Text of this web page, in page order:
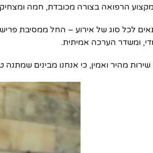
הרפואה בצורה מכובדת, חמה
לכל סוג של אירוע – החל ממסיבת
ומשדר הערכה אמיתית.
מהיר ואמין, כי אנחנו מבינים שמתנה